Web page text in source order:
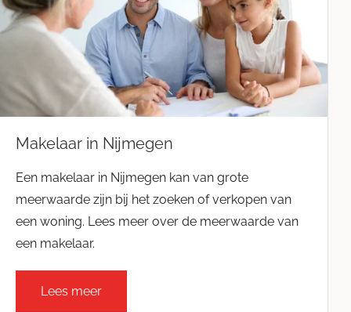
Makelaar in Nijmegen
Een makelaar in Nijmegen kan van grote
meerwaarde zijn bij het zoeken of verkopen van
een woning. Lees meer over de meerwaarde van
een makelaar.
Lees meer